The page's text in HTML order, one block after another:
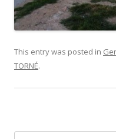
This entry was posted in
TORNÉ.